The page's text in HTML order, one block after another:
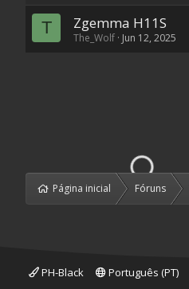
T Zgemma H11S
The_Wolf Jun 12, 2025
Página inicial Fóruns
PH-Black Português (PT)